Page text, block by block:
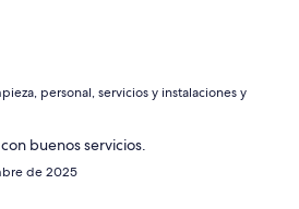
personal, servicios y instalaciones y
buenos servicios.
de 2025